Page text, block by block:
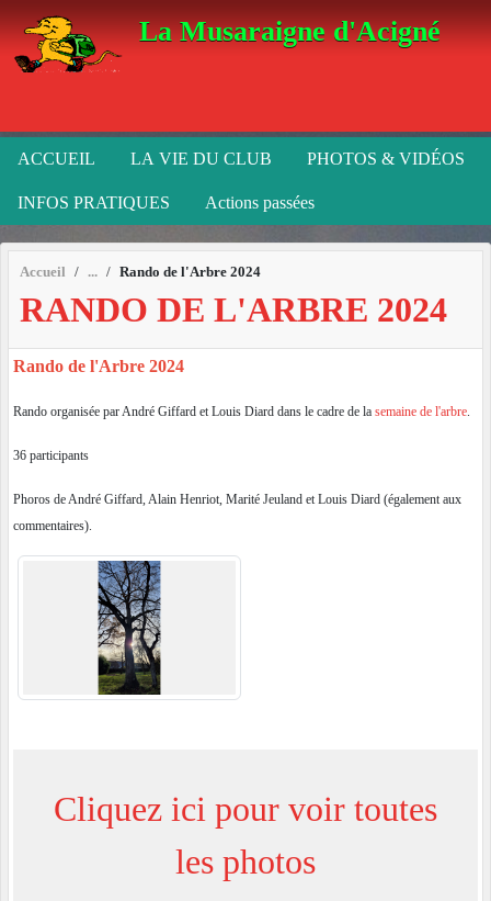
La Musaraigne d'Acigné
ACCUEIL LA VIE DU CLUB PHOTOS & VIDÉOS
INFOS PRATIQUES Actions passées
Accueil Rando de l'Arbre 2024
RANDO DE L'ARBRE 2024
Rando de l'Arbre 2024
Rando organisée par André Giffard et Louis Diard dans le cadre de la semaine de l'arbre
36 participants
Phoros de André Giffard, Alain Henriot, Marité Jeuland et Louis Diard (également aux
commentaires).
Cliquez ici pour voir toutes
les photos
Panneau de gestion des cookies